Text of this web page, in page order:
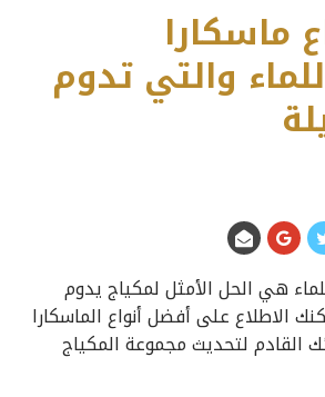
ماسكارا
والتي تدوم
هي الحل الأمثل لمكياج يدوم
الاطلاع على أفضل أنواع الماسكارا
القادم لتحديث مجموعة المكياج